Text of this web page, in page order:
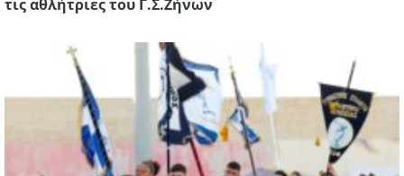
τις αθλήτριες του Γ.Σ.Ζήνων